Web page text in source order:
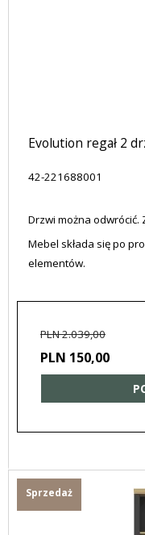
Evolution regał 2
42-221688001
Drzwi można odwrócić.
Mebel składa się po
elementów.
PLN 2.039,00
PLN 150,00
Sprzedaż